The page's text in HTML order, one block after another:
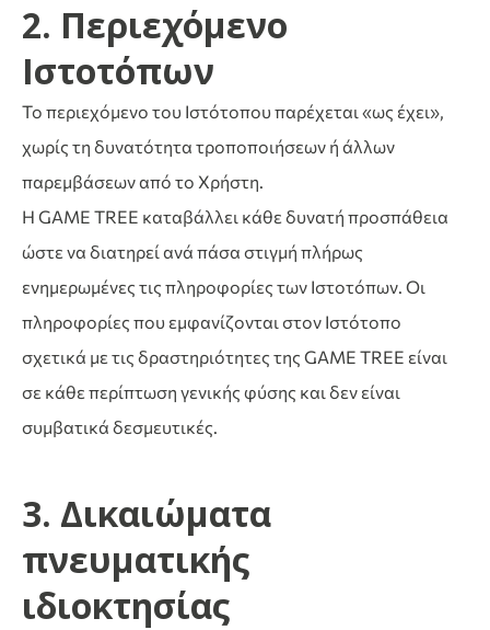
2. Περιεχόμενο
Ιστοτόπων
Το περιεχόμενο του Ιστότοπου παρέχεται «ως έχει»,
χωρίς τη δυνατότητα τροποποιήσεων ή άλλων
παρεμβάσεων από το Χρήστη.
Η GAME TREE καταβάλλει κάθε δυνατή προσπάθεια
ώστε να διατηρεί ανά πάσα στιγμή πλήρως
ενημερωμένες τις πληροφορίες των Ιστοτόπων. Οι
πληροφορίες που εμφανίζονται στον Ιστότοπο
σχετικά με τις δραστηριότητες της GAME TREE είναι
σε κάθε περίπτωση γενικής φύσης και δεν είναι
συμβατικά δεσμευτικές.
3. Δικαιώματα
πνευματικής
ιδιοκτησίας